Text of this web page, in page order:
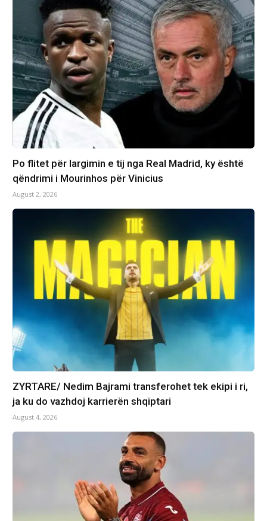
Po flitet për largimin e tij nga Real Madrid, ky është
qëndrimi i Mourinhos për Vinicius
August 2, 2026
ZYRTARE/ Nedim Bajrami transferohet tek ekipi i ri,
ja ku do vazhdoj karrierën shqiptari
August 4, 2026